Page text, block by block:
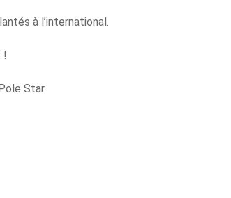
à l’international.
!
Star.